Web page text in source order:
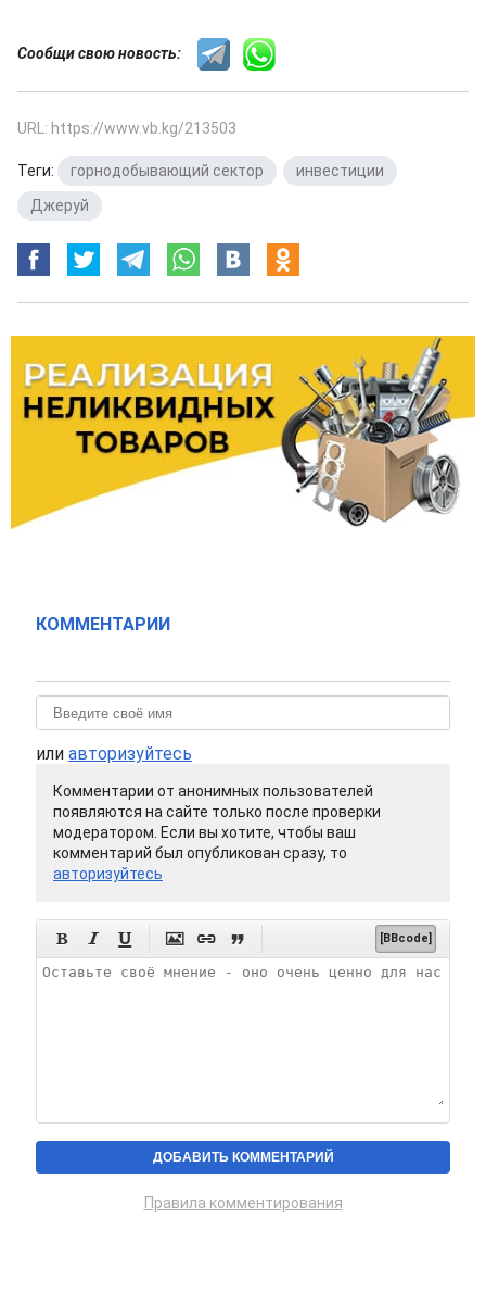
Сообщи свою новость:
URL: https://www.vb.kg/213503
Теги: горнодобывающий сектор инвестиции
Джеруй
КОММЕНТАРИИ
или авторизуйтесь
Комментарии от анонимных пользователей
появляются на сайте только после проверки
модератором. Если вы хотите, чтобы ваш
комментарий был опубликован сразу, то
авторизуйтесь
      [BBcode]
Правила комментирования